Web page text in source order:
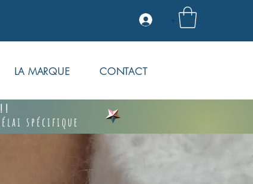
+
LA MARQUE CONTACT
spécifique